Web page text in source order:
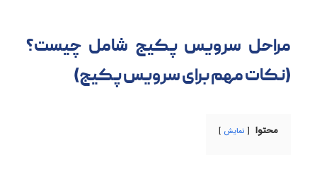
مراحل سرویس پکیج شامل چیست؟
(نکات مهم برای سرویس پکیج)
محتوا نمایش